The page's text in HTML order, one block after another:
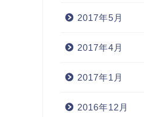
2017年5月
2017年4月
2017年1月
2016年12月